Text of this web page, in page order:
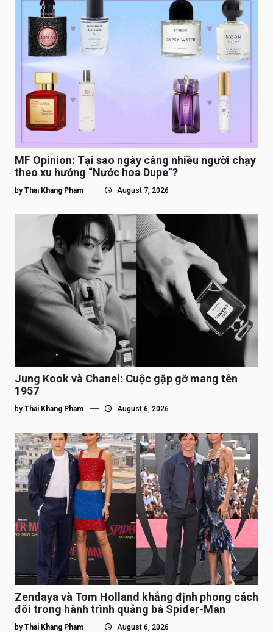
MF Opinion: Tại sao ngày càng nhiều người chạy
theo xu hướng “Nước hoa Dupe”?
by Thai Khang Pham August 7, 2026
Jung Kook và Chanel: Cuộc gặp gỡ mang tên
1957
by Thai Khang Pham August 6, 2026
Zendaya và Tom Holland khẳng định phong cách
đôi trong hành trình quảng bá Spider-Man
by Thai Khang Pham August 6, 2026